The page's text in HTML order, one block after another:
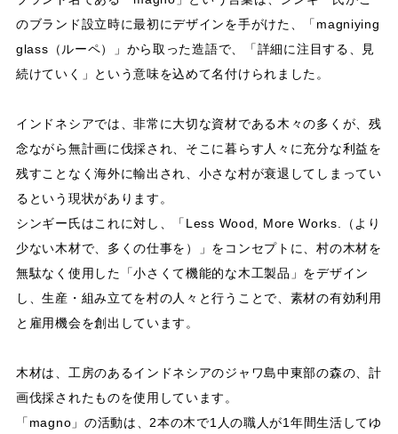
のブランド設立時に最初にデザインを手がけた、「magniying
glass（ルーペ）」から取った造語で、「詳細に注目する、見
続けていく」という意味を込めて名付けられました。
インドネシアでは、非常に大切な資材である木々の多くが、残
念ながら無計画に伐採され、そこに暮らす人々に充分な利益を
残すことなく海外に輸出され、小さな村が衰退してしまってい
るという現状があります。
シンギー氏はこれに対し、「Less Wood, More Works.（より
少ない木材で、多くの仕事を）」をコンセプトに、村の木材を
無駄なく使用した「小さくて機能的な木工製品」をデザイン
し、生産・組み立てを村の人々と行うことで、素材の有効利用
と雇用機会を創出しています。
木材は、工房のあるインドネシアのジャワ島中東部の森の、計
画伐採されたものを使用しています。
「magno」の活動は、2本の木で1人の職人が1年間生活してゆ